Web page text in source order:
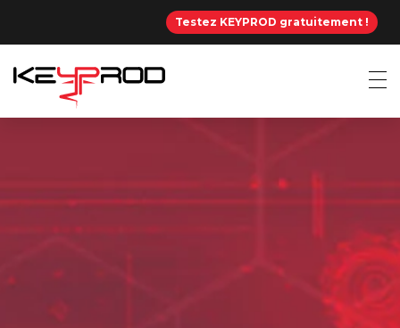
Testez KEYPROD gratuitement !